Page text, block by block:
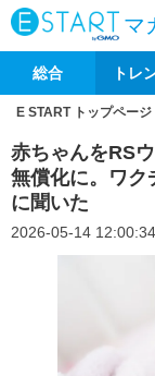
マ
総合 トレ
E START トップページ
赤ちゃんをRS
無償化に。ワク
に聞いた
2026-05-14 12:00:34